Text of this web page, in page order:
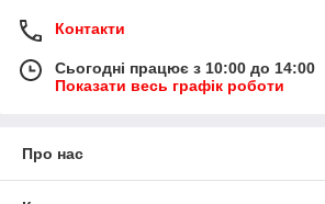
Контакти
Сьогодні працює з 10:00 до 14:00
Показати весь графік роботи
Про нас